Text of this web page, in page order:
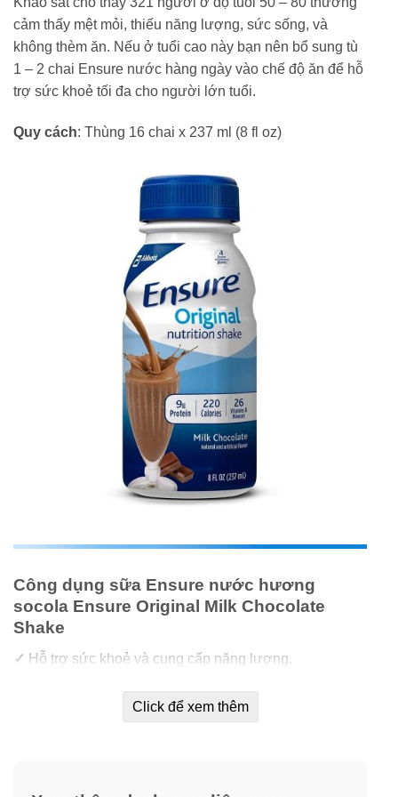
cảm thấy mệt mỏi, thiếu năng lượng, sức sống, và
không thèm ăn. Nếu ở tuổi cao này bạn nên bổ sung tù
1 – 2 chai Ensure nước hàng ngày vào chế độ ăn để hỗ
trợ sức khoẻ tối đa cho người lớn tuổi.
Quy cách: Thùng 16 chai x 237 ml (8 fl oz)
Công dụng sữa Ensure nước hương
socola Ensure Original Milk Chocolate
Shake
✓ Hỗ trợ sức khoẻ và cung cấp năng lượng.
Bổ sung đầy đủ dinh dưỡng mỗi ngày cho cơ thể.
Click để xem thêm